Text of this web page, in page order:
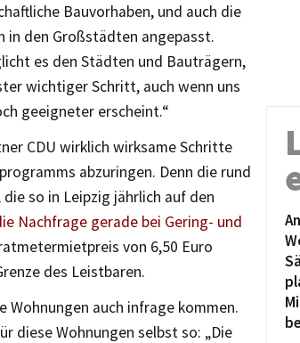
Bauvorhaben, und auch die
in den Großstädten angepasst.
es den Städten und Bauträgern,
wichtiger Schritt, auch wenn uns
geeigneter erscheint.“
CDU wirklich wirksame Schritte
abzuringen. Denn die rund
so in Leipzig jährlich auf den
Nachfrage gerade bei Gering- und
von 6,50 Euro
des Leistbaren.
Wohnungen auch infrage kommen.
diese Wohnungen selbst so: „Die